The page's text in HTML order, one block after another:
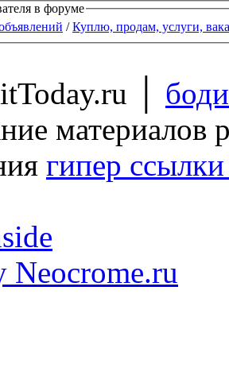
в форуме
/Куплю, продам, услуги,
│
материалов
гипер
Neocrome.ru